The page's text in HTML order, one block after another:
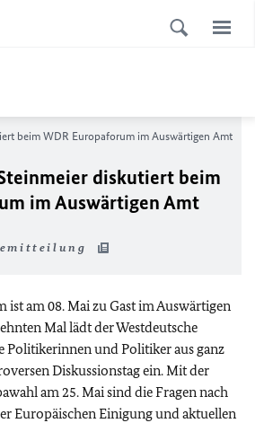
beim WDR Europaforum im Auswärtigen Amt
diskutiert beim
im Auswärtigen Amt
ist am 08. Mai zu Gast im Auswärtigen
Mal lädt der Westdeutsche
Politikerinnen und Politiker aus ganz
Diskussionstag ein. Mit der
am 25. Mai sind die Fragen nach
Europäischen Einigung und aktuellen